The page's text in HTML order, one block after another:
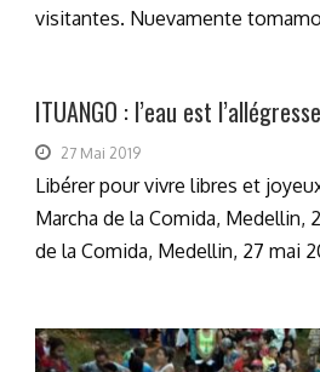
visitantes. Nuevamente
ITUANGO : l’eau est
27 Mai 2019
Libérer pour vivre libres et
Marcha de la Comida, Medellin,
de la Comida, Medellin, 27 mai